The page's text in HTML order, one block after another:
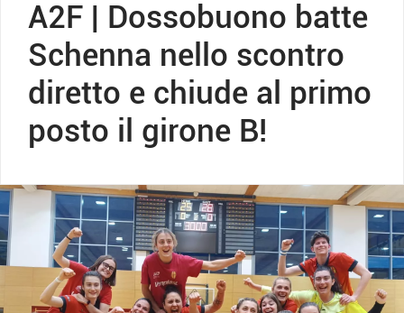
A2F | Dossobuono batte
Schenna nello scontro
diretto e chiude al primo
posto il girone B!